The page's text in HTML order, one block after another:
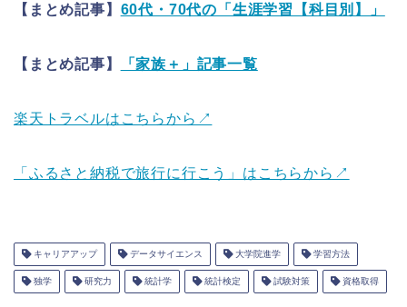
【まとめ記事】 60代・70代の「生涯学習【科目別】」
【まとめ記事】 「家族＋」記事一覧
楽天トラベルはこちらから↗
「ふるさと納税で旅行に行こう」はこちらから↗
キャリアアップ データサイエンス 大学院進学 学習方法
独学 研究力 統計学 統計検定 試験対策 資格取得